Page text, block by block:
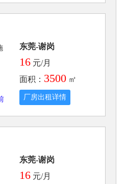
东莞-谢岗
16 元/月
面积： 3500 ㎡
厂房出租详情
东莞-谢岗
16 元/月